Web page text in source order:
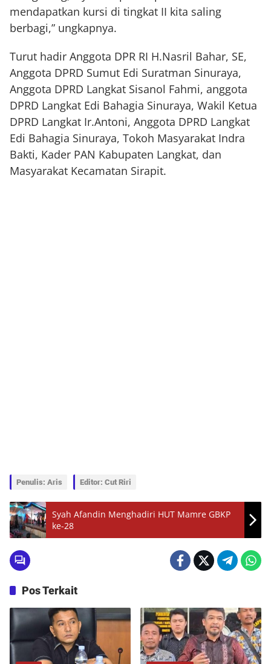
mendapatkan kursi di tingkat II kita saling
berbagi,” ungkapnya.
Turut hadir Anggota DPR RI H.Nasril Bahar, SE,
Anggota DPRD Sumut Edi Suratman Sinuraya,
Anggota DPRD Langkat Sisanol Fahmi, anggota
DPRD Langkat Edi Bahagia Sinuraya, Wakil Ketua
DPRD Langkat Ir.Antoni, Anggota DPRD Langkat
Edi Bahagia Sinuraya, Tokoh Masyarakat Indra
Bakti, Kader PAN Kabupaten Langkat, dan
Masyarakat Kecamatan Sirapit.
Penulis: Aris Editor: Cut Riri
Syah Afandin Menghadiri HUT Mamre GBKP
ke-28
Pos Terkait